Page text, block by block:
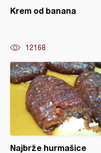
Krem od banana
12168
Najbrže hurmašice